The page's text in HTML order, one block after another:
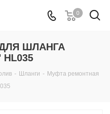
0
ШЛАНГА
HL035
- Шланги - Муфта ремонтная